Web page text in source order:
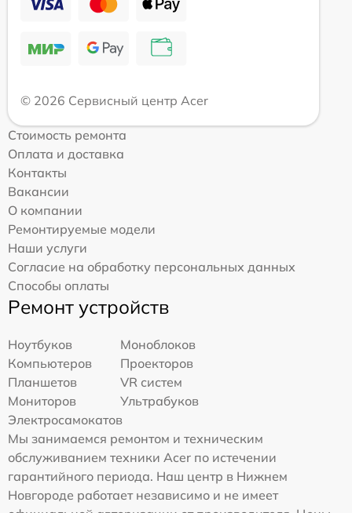
© 2026 Сервисный центр Acer
Стоимость ремонта
Оплата и доставка
Контакты
Вакансии
О компании
Ремонтируемые модели
Наши услуги
Согласие на обработку персональных данных
Способы оплаты
Ремонт устройств
Ноутбуков
Моноблоков
Компьютеров
Проекторов
Планшетов
VR систем
Мониторов
Ультрабуков
Электросамокатов
Мы занимаемся ремонтом и техническим
обслуживанием техники Acer по истечении
гарантийного периода. Наш центр в Нижнем
Новгороде работает независимо и не имеет